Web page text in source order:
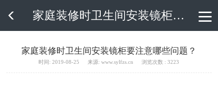
 家庭装修时卫生间安装镜柜要注意哪些问题？
家庭装修时卫生间安装镜柜要注意哪些问题？
时间: 2019-08-25 来源: www.sylfzs.cn 浏览次数 : 3223